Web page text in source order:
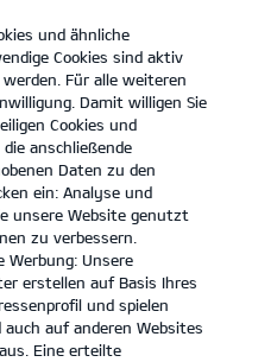
KONTAKT
und ähnliche
Cookies sind aktiv
Für alle weiteren
Damit willigen Sie
Cookies und
anschließende
Daten zu den
ein: Analyse und
unsere Website genutzt
zu verbessern.
Werbung: Unsere
erstellen auf Basis Ihres
und spielen
auf anderen Websites
Eine erteilte